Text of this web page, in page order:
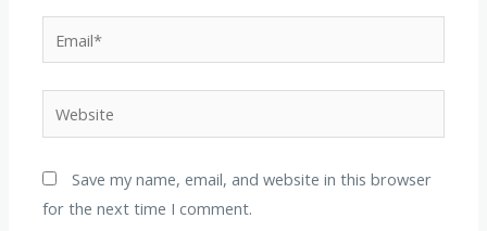
Website
Save my name, email, and website in this browser
for the next time I comment.